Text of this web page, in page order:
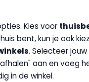
Kies voor
bent, kun je ook
. Selecteer
aan en voeg
in de winkel.